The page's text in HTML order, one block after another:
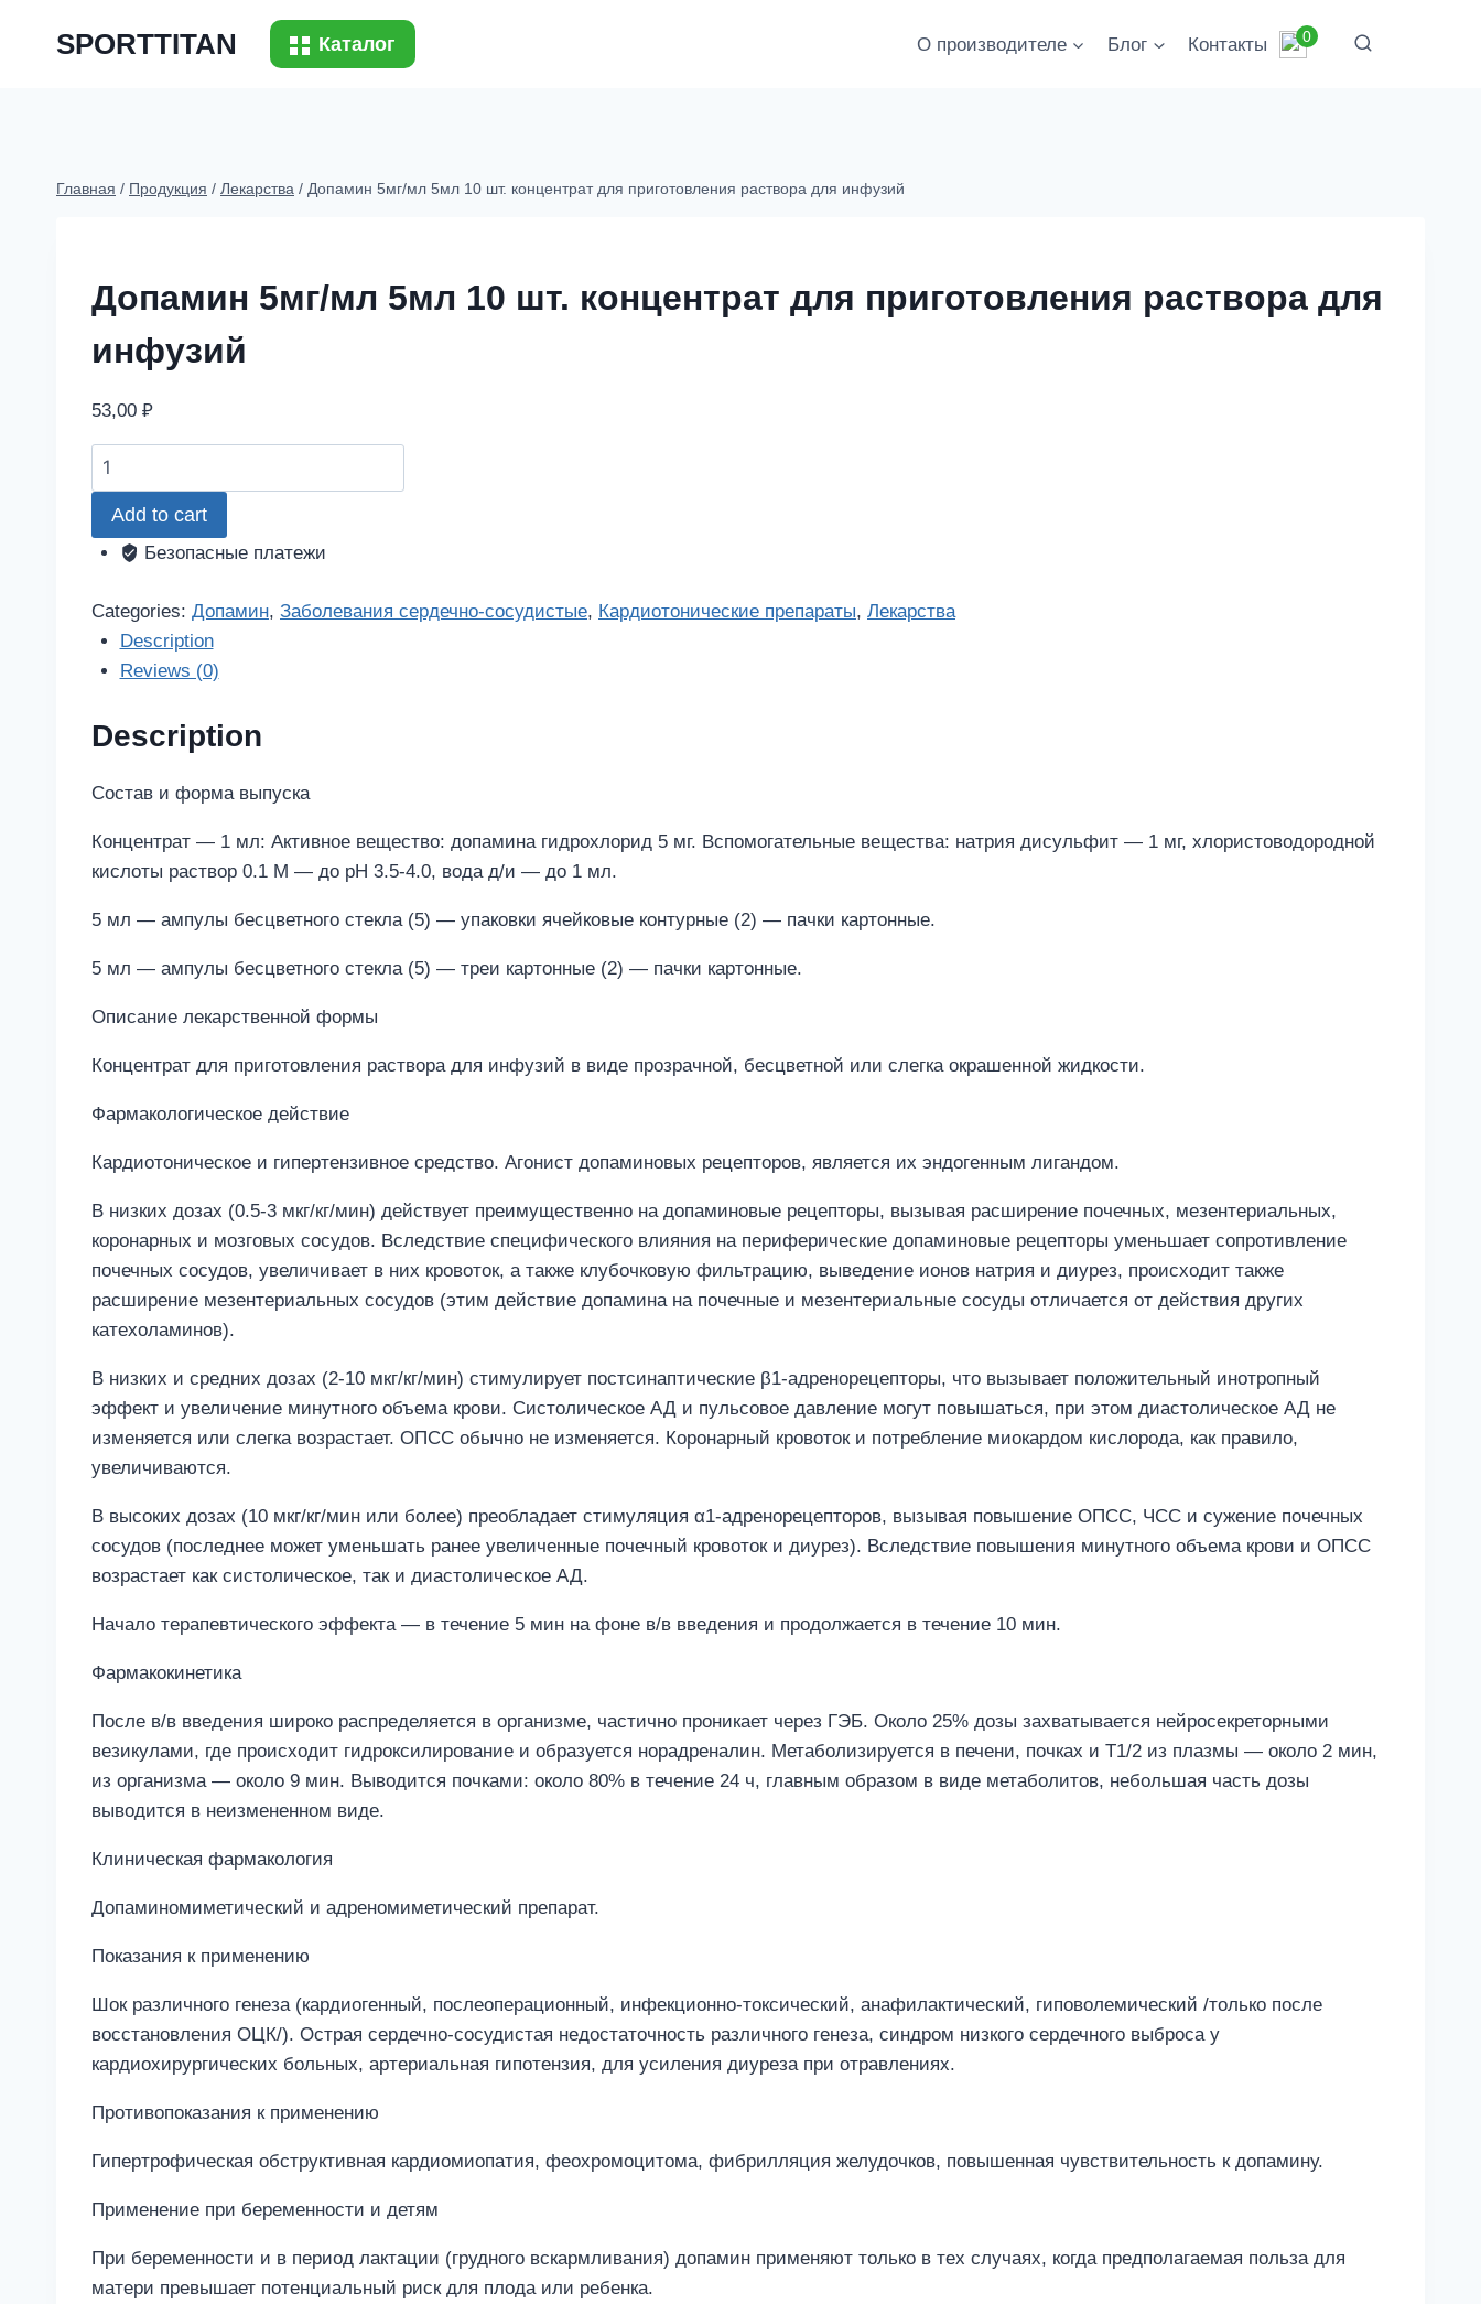
SPORTTITAN Каталог О производителе Блог Контакты 0
Главная / Продукция / Лекарства / Допамин 5мг/мл 5мл 10 шт. концентрат для приготовления раствора для инфузий
Допамин 5мг/мл 5мл 10 шт. концентрат для приготовления раствора для
инфузий
53,00 ₽
Допамин
5мг/
мл
5мл
шт.
концентрат
для
раствора
инфузий
Add to cart
Безопасные платежи
Categories: Допамин, Заболевания сердечно-сосудистые, Кардиотонические препараты, Лекарства
Description
Reviews (0)
Description
Состав и форма выпуска
Концентрат — 1 мл: Активное вещество: допамина гидрохлорид 5 мг. Вспомогательные вещества: натрия дисульфит — 1 мг, хлористоводородной
кислоты раствор 0.1 М — до pH 3.5-4.0, вода д/и — до 1 мл.
5 мл — ампулы бесцветного стекла (5) — упаковки ячейковые контурные (2) — пачки картонные.
5 мл — ампулы бесцветного стекла (5) — треи картонные (2) — пачки картонные.
Описание лекарственной формы
Концентрат для приготовления раствора для инфузий в виде прозрачной, бесцветной или слегка окрашенной жидкости.
Фармакологическое действие
Кардиотоническое и гипертензивное средство. Агонист допаминовых рецепторов, является их эндогенным лигандом.
В низких дозах (0.5-3 мкг/кг/мин) действует преимущественно на допаминовые рецепторы, вызывая расширение почечных, мезентериальных,
коронарных и мозговых сосудов. Вследствие специфического влияния на периферические допаминовые рецепторы уменьшает сопротивление
почечных сосудов, увеличивает в них кровоток, а также клубочковую фильтрацию, выведение ионов натрия и диурез, происходит также
расширение мезентериальных сосудов (этим действие допамина на почечные и мезентериальные сосуды отличается от действия других
катехоламинов).
В низких и средних дозах (2-10 мкг/кг/мин) стимулирует постсинаптические β1-адренорецепторы, что вызывает положительный инотропный
эффект и увеличение минутного объема крови. Систолическое АД и пульсовое давление могут повышаться, при этом диастолическое АД не
изменяется или слегка возрастает. ОПСС обычно не изменяется. Коронарный кровоток и потребление миокардом кислорода, как правило,
увеличиваются.
В высоких дозах (10 мкг/кг/мин или более) преобладает стимуляция α1-адренорецепторов, вызывая повышение ОПСС, ЧСС и сужение почечных
сосудов (последнее может уменьшать ранее увеличенные почечный кровоток и диурез). Вследствие повышения минутного объема крови и ОПСС
возрастает как систолическое, так и диастолическое АД.
Начало терапевтического эффекта — в течение 5 мин на фоне в/в введения и продолжается в течение 10 мин.
Фармакокинетика
После в/в введения широко распределяется в организме, частично проникает через ГЭБ. Около 25% дозы захватывается нейросекреторными
везикулами, где происходит гидроксилирование и образуется норадреналин. Метаболизируется в печени, почках и T1/2 из плазмы — около 2 мин,
из организма — около 9 мин. Выводится почками: около 80% в течение 24 ч, главным образом в виде метаболитов, небольшая часть дозы
выводится в неизмененном виде.
Клиническая фармакология
Допаминомиметический и адреномиметический препарат.
Показания к применению
Шок различного генеза (кардиогенный, послеоперационный, инфекционно-токсический, анафилактический, гиповолемический /только после
восстановления ОЦК/). Острая сердечно-сосудистая недостаточность различного генеза, синдром низкого сердечного выброса у
кардиохирургических больных, артериальная гипотензия, для усиления диуреза при отравлениях.
Противопоказания к применению
Гипертрофическая обструктивная кардиомиопатия, феохромоцитома, фибрилляция желудочков, повышенная чувствительность к допамину.
Применение при беременности и детям
При беременности и в период лактации (грудного вскармливания) допамин применяют только в тех случаях, когда предполагаемая польза для
матери превышает потенциальный риск для плода или ребенка.